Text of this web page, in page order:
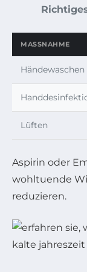
MASSNAHME
Händewaschen
Lüften
Aspirin oder
wohltuende
reduzieren.